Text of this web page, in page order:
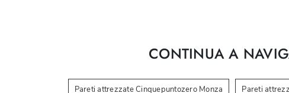
CONTINUA A
Pareti attrezzate Cinquepuntozero Monza Pareti